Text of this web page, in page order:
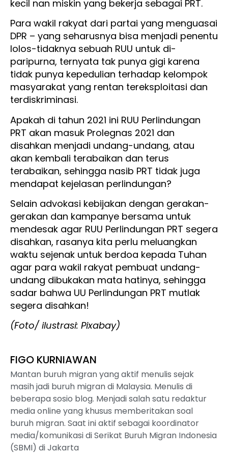
kecil nan miskin yang bekerja sebagai PRT.
Para wakil rakyat dari partai yang menguasai
DPR – yang seharusnya bisa menjadi penentu
lolos-tidaknya sebuah RUU untuk di-
paripurna, ternyata tak punya gigi karena
tidak punya kepedulian terhadap kelompok
masyarakat yang rentan tereksploitasi dan
terdiskriminasi.
Apakah di tahun 2021 ini RUU Perlindungan
PRT akan masuk Prolegnas 2021 dan
disahkan menjadi undang-undang, atau
akan kembali terabaikan dan terus
terabaikan, sehingga nasib PRT tidak juga
mendapat kejelasan perlindungan?
Selain advokasi kebijakan dengan gerakan-
gerakan dan kampanye bersama untuk
mendesak agar RUU Perlindungan PRT segera
disahkan, rasanya kita perlu meluangkan
waktu sejenak untuk berdoa kepada Tuhan
agar para wakil rakyat pembuat undang-
undang dibukakan mata hatinya, sehingga
sadar bahwa UU Perlindungan PRT mutlak
segera disahkan!
(Foto/ ilustrasi: Pixabay)
FIGO KURNIAWAN
Mantan buruh migran yang aktif menulis sejak
masih jadi buruh migran di Malaysia. Menulis di
beberapa sosio blog. Menjadi salah satu redaktur
media online yang khusus memberitakan soal
buruh migran. Saat ini aktif sebagai koordinator
media/komunikasi di Serikat Buruh Migran Indonesia
(SBMI) di Jakarta